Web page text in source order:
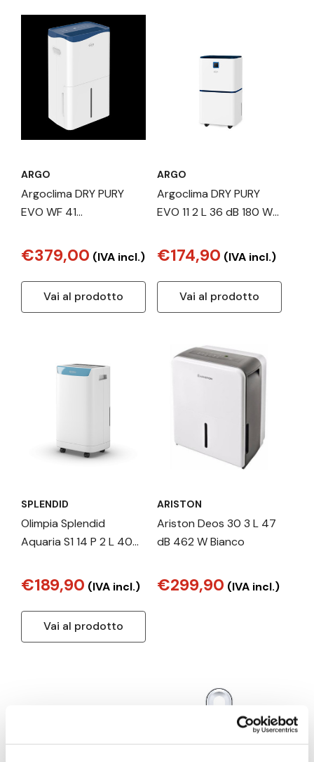
ARGO
Argoclima DRY PURY
EVO WF 41
dB 535 W Blu, Bianco
€379,00 (IVA incl.)
Vai al prodotto
ARGO
Argoclima DRY PURY
EVO 11 2 L 36 dB 180 W
€174,90 (IVA incl.)
Vai al prodotto
SPLENDID
Olimpia Splendid
Aquaria S1 14 P 2 L 40
€189,90 (IVA incl.)
Vai al prodotto
ARISTON
Ariston Deos 30 3 L 47
dB 462 W Bianco
€299,90 (IVA incl.)